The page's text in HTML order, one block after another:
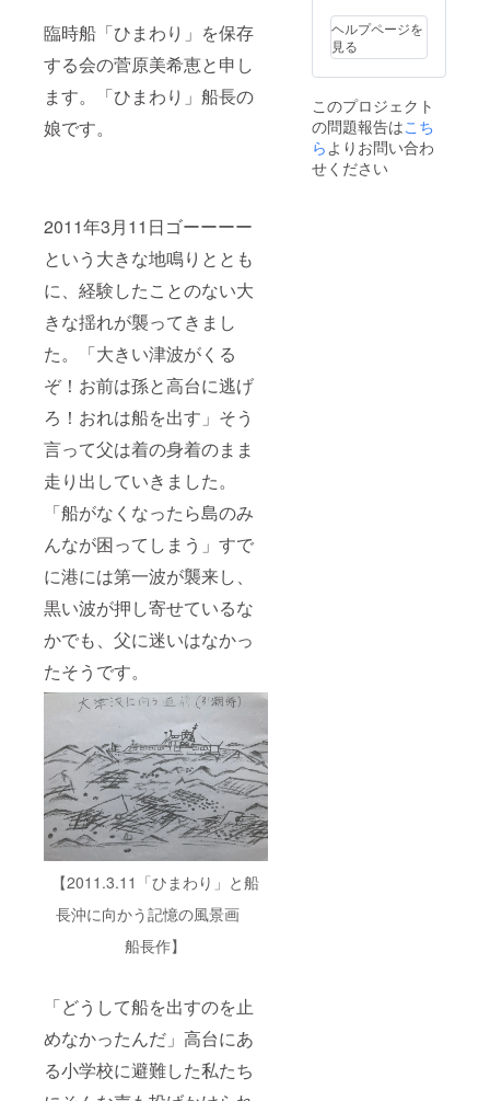
臨時船「ひまわり」を保存
する会の菅原美希恵と申し
ます。「ひまわり」船長の
娘です。
2011年3月11日ゴーーーー
という大きな地鳴りととも
に、経験したことのない大
きな揺れが襲ってきまし
た。「大きい津波がくる
ぞ！お前は孫と高台に逃げ
ろ！おれは船を出す」そう
言って父は着の身着のまま
走り出していきました。
「船がなくなったら島のみ
んなが困ってしまう」すで
に港には第一波が襲来し、
黒い波が押し寄せているな
かでも、父に迷いはなかっ
たそうです。
【2011.3.11「ひまわり」と船
長沖に向かう記憶の風景画
船長作】
「どうして船を出すのを止
めなかったんだ」高台にあ
る小学校に避難した私たち
ヘルプページを
見る
このプロジェクト
の問題報告はこち
らよりお問い合わ
せください